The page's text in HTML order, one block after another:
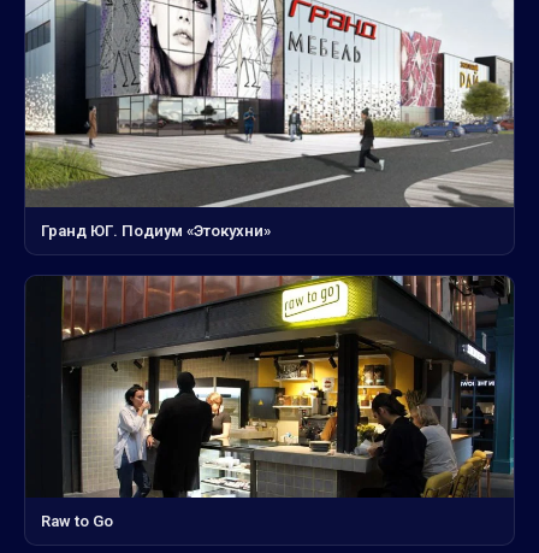
Гранд ЮГ. Подиум «Этокухни»
Raw to Go